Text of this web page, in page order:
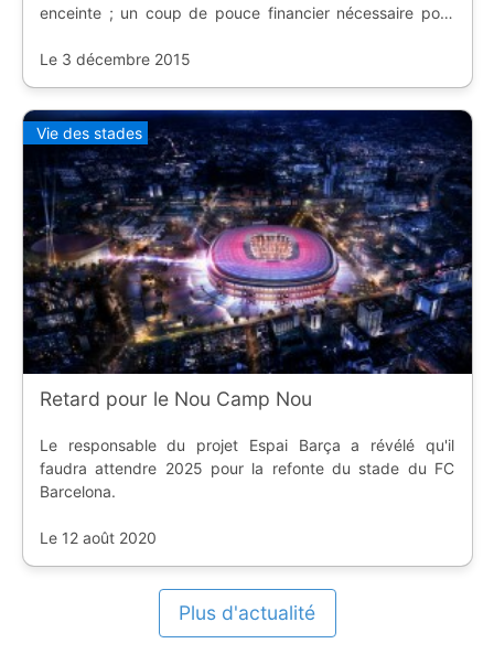
enceinte ; un coup de pouce financier nécessaire pour
Le 3 décembre 2015
Vie des stades
Retard pour le Nou Camp Nou
Le responsable du projet Espai Barça a révélé qu'il
faudra attendre 2025 pour la refonte du stade du FC
Barcelona.
Le 12 août 2020
Plus d'actualité